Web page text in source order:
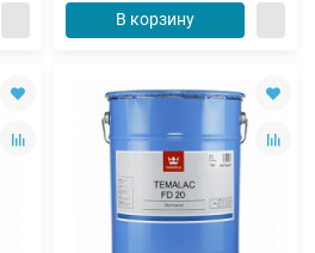
В корзину